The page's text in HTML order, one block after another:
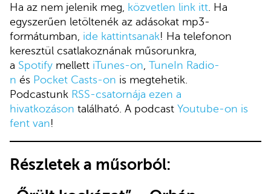
Ha az nem jelenik meg, közvetlen link itt . Ha
egyszerűen letöltenék az adásokat mp3-
formátumban, ide kattintsanak! Ha telefonon
keresztül csatlakoznának műsorunkra,
a Spotify mellett iTunes-on TuneIn Radio-
n és Pocket Casts-on is megtehetik.
Podcastunk RSS-csatornája ezen a
hivatkozáson található. A podcast Youtube-on is
fent van!
Részletek a műsorból: